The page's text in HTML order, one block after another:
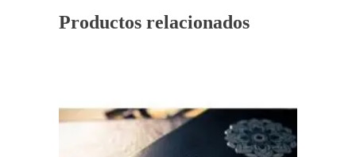
Productos relacionados